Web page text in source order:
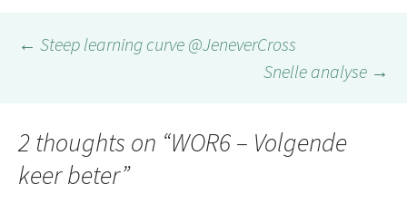
Post
← Steep learning curve @JeneverCross
Snelle analyse →
2 thoughts on “WOR6 – Volgende
keer beter”